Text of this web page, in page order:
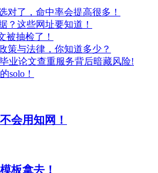
对了，命中率会提高很多！
？这些网址要知道！
被抽检了！
策与法律，你知道多少？
业论文查重服务背后暗藏风险!
solo！
会用知网！
板拿去！